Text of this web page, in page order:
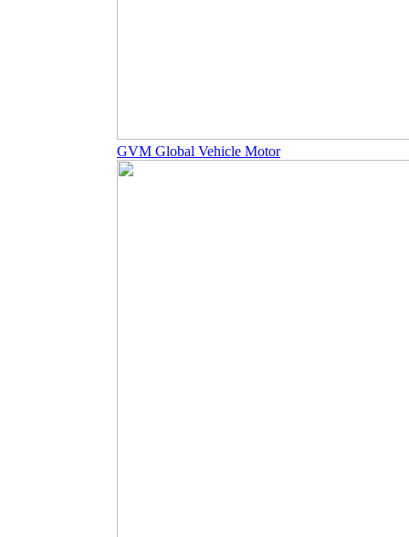
GVM Global Vehicle Motor